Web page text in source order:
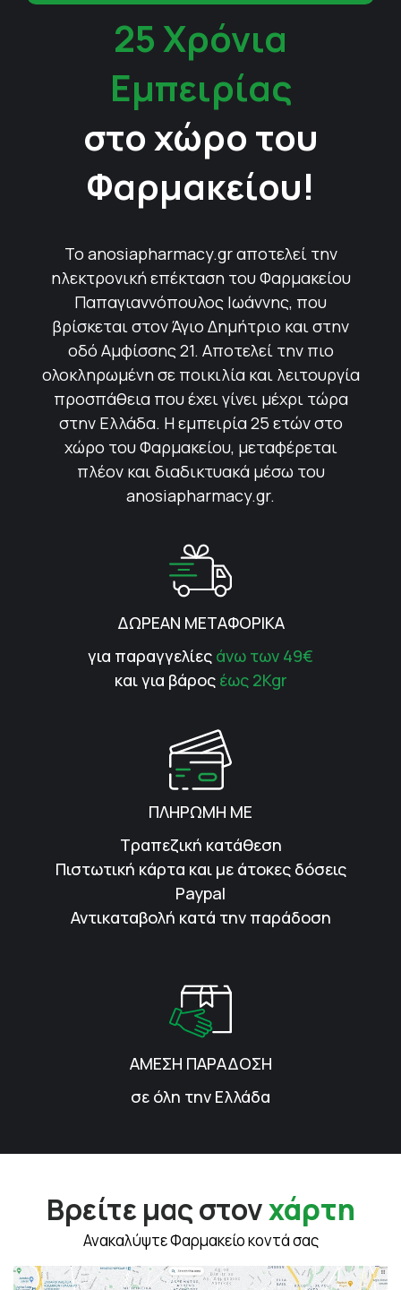
25 Χρόνια
Εμπειρίας
στο χώρο του
Φαρμακείου!
Το anosiapharmacy.gr αποτελεί την
ηλεκτρονική επέκταση του Φαρμακείου
Παπαγιαννόπουλος Ιωάννης, που
βρίσκεται στον Άγιο Δημήτριο και στην
οδό Αμφίσσης 21. Αποτελεί την πιο
ολοκληρωμένη σε ποικιλία και λειτουργία
προσπάθεια που έχει γίνει μέχρι τώρα
στην Ελλάδα. Η εμπειρία 25 ετών στο
χώρο του Φαρμακείου, μεταφέρεται
πλέον και διαδικτυακά μέσω του
anosiapharmacy.gr.
ΔΩΡΕΑΝ ΜΕΤΑΦΟΡΙΚΑ
για παραγγελίες άνω των 49€
και για βάρος έως 2Kgr
ΠΛΗΡΩΜΗ ΜΕ
Τραπεζική κατάθεση
Πιστωτική κάρτα και με άτοκες δόσεις
Paypal
Αντικαταβολή κατά την παράδοση
ΑΜΕΣΗ ΠΑΡΑΔΟΣΗ
σε όλη την Ελλάδα
Βρείτε μας στονχάρτη
Ανακαλύψτε Φαρμακείο κοντά σας